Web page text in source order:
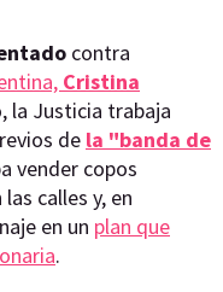
contra
Cristina
la Justicia trabaja
de la "banda de
vender copos
calles y, en
en un plan que
.